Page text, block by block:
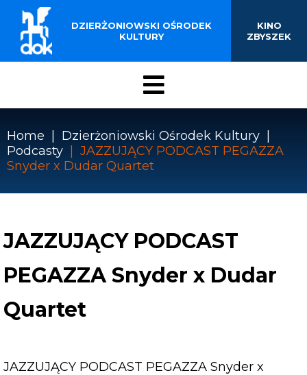
Przejdź
treści
Menu
DOK
BUDYNKU KINOTEATRU
„ZBYSZEK” W
DZIERŻONIOWIE
DZIERŻONIOWSKI OŚRODEK
KULTURY
KINO
ZBYSZEK
Ścieżka
nawigacyjna
Home
Dzierżoniowski Ośrodek Kultury
Podcasty
JAZZUJĄCY PODCAST PEGAZZA
Snyder x Dudar Quartet
JAZZUJĄCY PODCAST
PEGAZZA Snyder x Dudar
Quartet
JAZZUJĄCY PODCAST PEGAZZA Snyder x